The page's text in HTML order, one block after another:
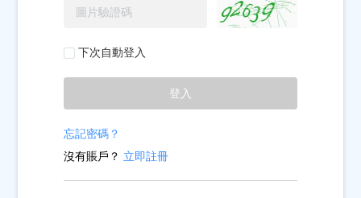
下次自動登入
登入
忘記密碼？
沒有賬戶？ 立即註冊